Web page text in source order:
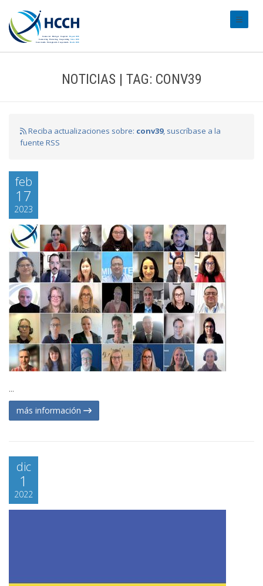
NOTICIAS | TAG: CONV39
Reciba actualizaciones sobre: conv39, suscríbase a la
fuente RSS
feb
17
2023
...
más información
dic
1
2022